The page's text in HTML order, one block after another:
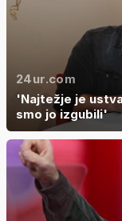
24ur.com
'Najtežje je
smo jo izgubili'